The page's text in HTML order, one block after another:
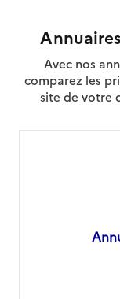
Avec nos
comparez les
site de votre